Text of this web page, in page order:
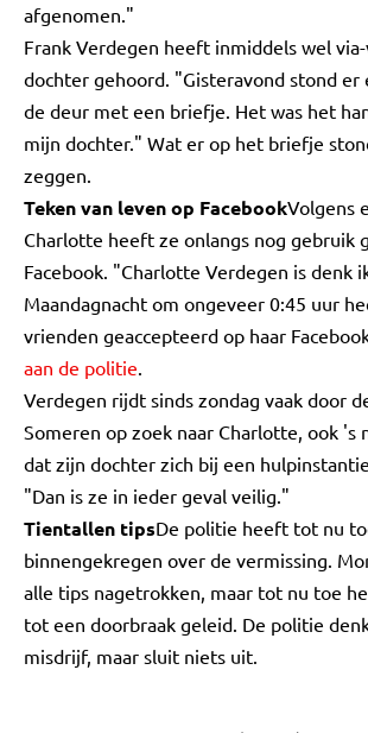
afgenomen."
Frank Verdegen heeft inmiddels wel
dochter gehoord. "Gisteravond stond er
de deur met een briefje. Het was het
mijn dochter." Wat er op het briefje
zeggen.
Teken van leven op FacebookVolgens
Charlotte heeft ze onlangs nog gebruik
Facebook. "Charlotte Verdegen is denk
Maandagnacht om ongeveer 0:45 uur
vrienden geaccepteerd op haar
aan de politie.
Verdegen rijdt sinds zondag vaak door
Someren op zoek naar Charlotte, ook 's
dat zijn dochter zich bij een
"Dan is ze in ieder geval veilig."
Tientallen tipsDe politie heeft tot nu
binnengekregen over de vermissing.
alle tips nagetrokken, maar tot nu toe
tot een doorbraak geleid. De politie
misdrijf, maar sluit niets uit.